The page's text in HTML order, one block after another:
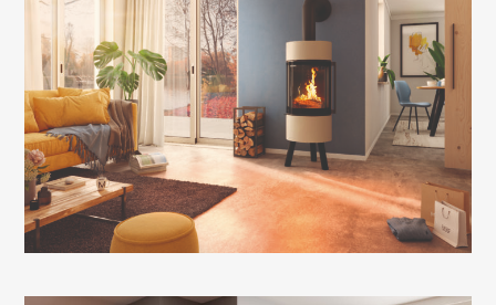
Finition acier magnolie
Sur ses trois pieds, le Passo XS met l’accent sur la
légèreté du feu et un feu parfait dans un format
compact.